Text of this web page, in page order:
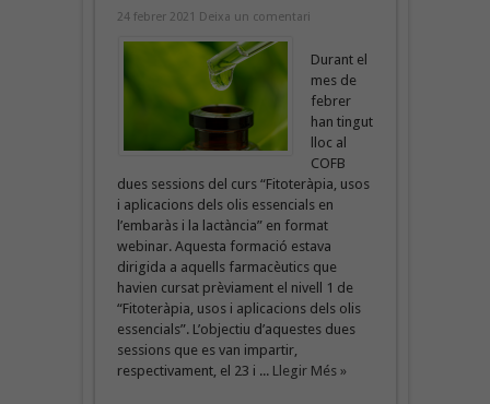
24 febrer 2021 Deixa un comentari
Durant el
mes de
febrer
han tingut
lloc al
COFB
dues sessions del curs “Fitoteràpia, usos
i aplicacions dels olis essencials en
l’embaràs i la lactància” en format
webinar. Aquesta formació estava
dirigida a aquells farmacèutics que
havien cursat prèviament el nivell 1 de
“Fitoteràpia, usos i aplicacions dels olis
essencials”. L’objectiu d’aquestes dues
sessions que es van impartir,
respectivament, el 23 i ... Llegir Més »